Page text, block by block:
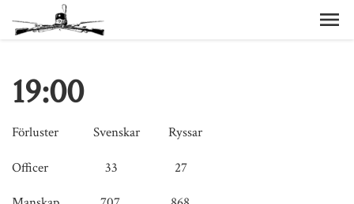
19:00
Förluster Svenskar Ryssar
Officer 33 27